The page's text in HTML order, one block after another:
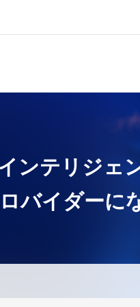
ンテリジェ
バイダーに